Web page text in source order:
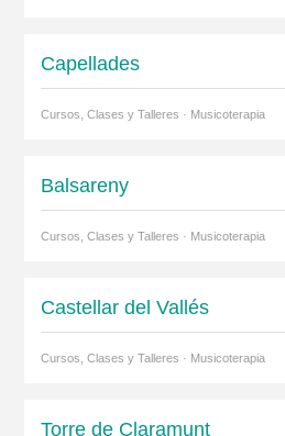
Capellades
Cursos, Clases y Talleres · Musicoterapia
Balsareny
Cursos, Clases y Talleres · Musicoterapia
Castellar del Vallés
Cursos, Clases y Talleres · Musicoterapia
Torre de Claramunt